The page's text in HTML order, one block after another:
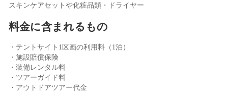
スキンケアセットや化粧品類・ドライヤー
料金に含まれるもの
・テントサイト1区画の利用料（1泊）
・施設賠償保険
・装備レンタル料
・ツアーガイド料
・アウトドアツアー代金